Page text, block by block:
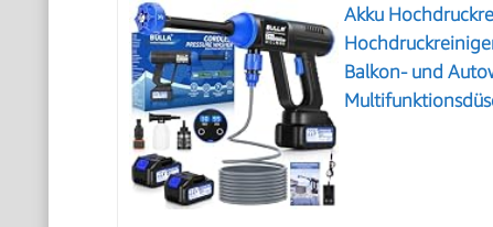
Akku
Balkon- und